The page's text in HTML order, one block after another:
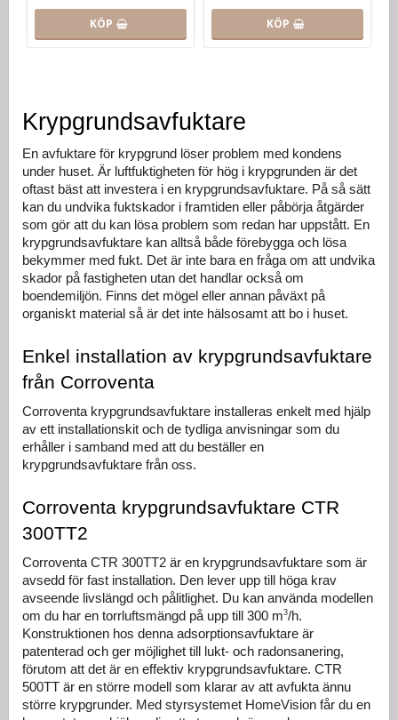
KÖP KÖP
Krypgrundsavfuktare
En avfuktare för krypgrund löser problem med kondens
under huset. Är luftfuktigheten för hög i krypgrunden är det
oftast bäst att investera i en krypgrundsavfuktare. På så sätt
kan du undvika fuktskador i framtiden eller påbörja åtgärder
som gör att du kan lösa problem som redan har uppstått. En
krypgrundsavfuktare kan alltså både förebygga och lösa
bekymmer med fukt. Det är inte bara en fråga om att undvika
skador på fastigheten utan det handlar också om
boendemiljön. Finns det mögel eller annan påväxt på
organiskt material så är det inte hälsosamt att bo i huset.
Enkel installation av krypgrundsavfuktare
från Corroventa
Corroventa krypgrundsavfuktare installeras enkelt med hjälp
av ett installationskit och de tydliga anvisningar som du
erhåller i samband med att du beställer en
krypgrundsavfuktare från oss.
Corroventa krypgrundsavfuktare CTR
300TT2
Corroventa CTR 300TT2 är en krypgrundsavfuktare som är
avsedd för fast installation. Den lever upp till höga krav
avseende livslängd och pålitlighet. Du kan använda modellen
om du har en torrluftsmängd på upp till 300 m3/h.
Konstruktionen hos denna adsorptionsavfuktare är
patenterad och ger möjlighet till lukt- och radonsanering,
förutom att det är en effektiv krypgrundsavfuktare. CTR
500TT är en större modell som klarar av att avfukta ännu
större krypgrunder. Med styrsystemet HomeVision får du en